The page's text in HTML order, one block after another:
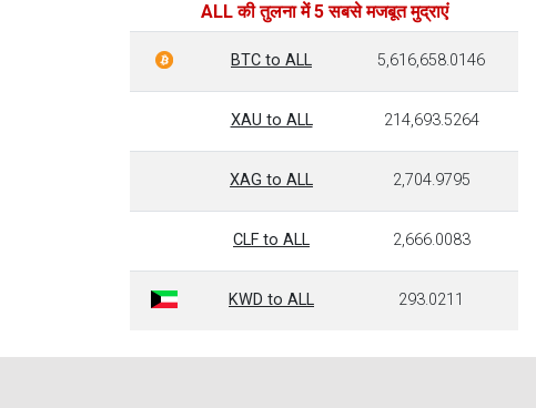
ALL की तुलना में 5 सबसे मजबूत मुद्राएं
BTC to ALL 5,616,658.0146
XAU to ALL 214,693.5264
XAG to ALL 2,704.9795
CLF to ALL 2,666.0083
KWD to ALL 293.0211